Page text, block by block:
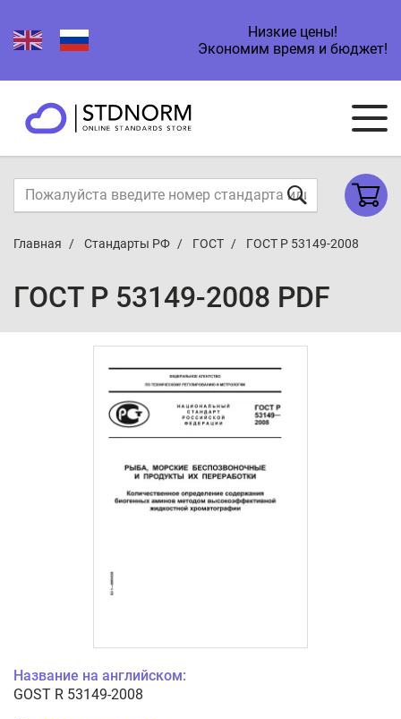
Низкие цены!
Экономим время и бюджет!
Главная Стандарты РФ ГОСТ ГОСТ Р 53149-2008
ГОСТ Р 53149-2008 PDF
Название на английском:
GOST R 53149-2008